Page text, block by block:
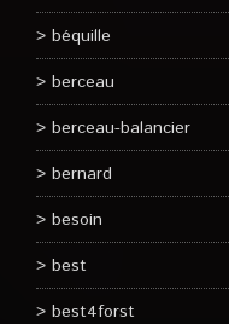
béquille
berceau
berceau-balancier
bernard
besoin
best
best4forst